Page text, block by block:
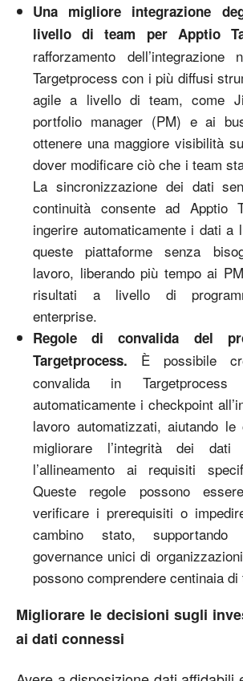
Una migliore integrazione
livello di team per Apptio
rafforzamento
Targetprocess con i più diffusi
agile a livello di team, come
portfolio manager (PM) e ai
ottenere una maggiore visibilità
dover modificare ciò che i team
La sincronizzazione dei dati
continuità consente ad Apptio
ingerire automaticamente i dati a
queste piattaforme senza
lavoro, liberando più tempo ai
risultati a livello di
enterprise.
Regole di convalida del
Targetprocess. È possibile
convalida in
automaticamente i checkpoint
lavoro automatizzati, aiutando le
migliorare l’integrità dei
l’allineamento ai requisiti
Queste regole possono
verificare i prerequisiti o
cambino stato,
governance unici di
possono comprendere centinaia di
Migliorare le decisioni sugli
ai dati connessi